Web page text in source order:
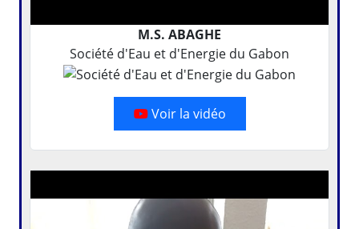
M.S. ABAGHE
Société d'Eau et d'Energie du Gabon
Voir la vidéo